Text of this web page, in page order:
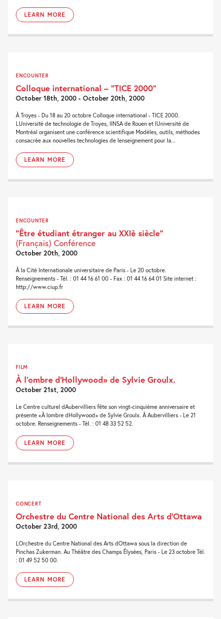
LEARN MORE
ENCOUNTER
Colloque international – “TICE 2000”
October 18th, 2000 - October 20th, 2000
À Troyes - Du 18 au 20 octobre Colloque international - TICE 2000.
LUniversité de technologie de Troyes, lINSA de Rouen et lUniversité de
Montréal organisent une conférence scientifique Modèles, outils, méthodes
consacrée aux nouvelles technologies de lenseignement pour la...
LEARN MORE
ENCOUNTER
“Être étudiant étranger au XXIè siècle”
(Français) Conférence
October 20th, 2000
À la Cité Internationale universitaire de Paris - Le 20 octobre.
Renseignements - Tél. : 01 44 16 61 00 - Fax : 01 44 16 64 01 Site internet :
http://www.ciup.fr
LEARN MORE
FILM
À l’ombre d’Hollywood» de Sylvie Groulx.
October 21st, 2000
Le Centre culturel dAubervilliers fête son vingt-cinquième anniversaire et
présente «À lombre dHollywood» de Sylvie Groulx. À Aubervilliers - Le 21
octobre. Renseignements - Tél. : 01 48 33 52 52.
LEARN MORE
CONCERT
Orchestre du Centre National des Arts d’Ottawa
October 23rd, 2000
LOrchestre du Centre National des Arts dOttawa sous la direction de
Pinchas Zukerman. Au Théâtre des Champs Élysées, Paris - Le 23 octobre Tél.
: 01 49 52 50 00.
LEARN MORE